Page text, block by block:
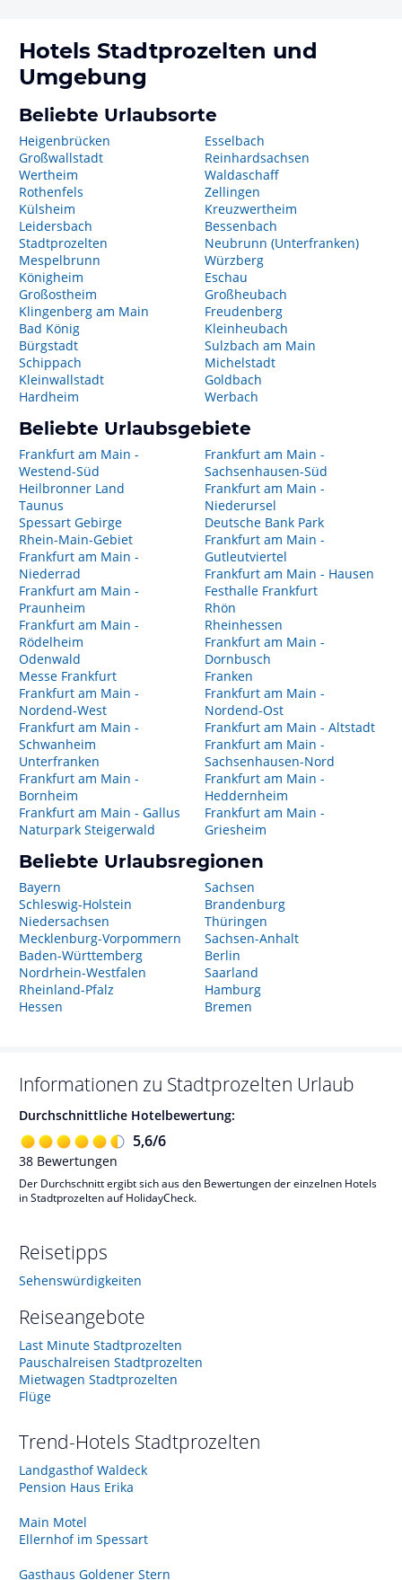
Hotels Stadtprozelten und
Umgebung
Beliebte Urlaubsorte
Heigenbrücken
Großwallstadt
Wertheim
Rothenfels
Külsheim
Leidersbach
Stadtprozelten
Mespelbrunn
Königheim
Großostheim
Klingenberg am Main
Bad König
Bürgstadt
Schippach
Kleinwallstadt
Hardheim
Esselbach
Reinhardsachsen
Waldaschaff
Zellingen
Kreuzwertheim
Bessenbach
Neubrunn (Unterfranken)
Würzberg
Eschau
Großheubach
Freudenberg
Kleinheubach
Sulzbach am Main
Michelstadt
Goldbach
Werbach
Beliebte Urlaubsgebiete
Frankfurt am Main -
Westend-Süd
Heilbronner Land
Taunus
Spessart Gebirge
Rhein-Main-Gebiet
Frankfurt am Main -
Niederrad
Frankfurt am Main -
Praunheim
Frankfurt am Main -
Rödelheim
Odenwald
Messe Frankfurt
Frankfurt am Main -
Nordend-West
Frankfurt am Main -
Schwanheim
Unterfranken
Frankfurt am Main -
Bornheim
Frankfurt am Main - Gallus
Naturpark Steigerwald
Frankfurt am Main -
Sachsenhausen-Süd
Frankfurt am Main -
Niederursel
Deutsche Bank Park
Frankfurt am Main -
Gutleutviertel
Frankfurt am Main - Hausen
Festhalle Frankfurt
Rhön
Rheinhessen
Frankfurt am Main -
Dornbusch
Franken
Frankfurt am Main -
Nordend-Ost
Frankfurt am Main - Altstadt
Frankfurt am Main -
Sachsenhausen-Nord
Frankfurt am Main -
Heddernheim
Frankfurt am Main -
Griesheim
Beliebte Urlaubsregionen
Bayern
Schleswig-Holstein
Niedersachsen
Mecklenburg-Vorpommern
Baden-Württemberg
Nordrhein-Westfalen
Rheinland-Pfalz
Hessen
Sachsen
Brandenburg
Thüringen
Sachsen-Anhalt
Berlin
Saarland
Hamburg
Bremen
Informationen zu Stadtprozelten Urlaub
Durchschnittliche Hotelbewertung:
5,6/6
38 Bewertungen
Der Durchschnitt ergibt sich aus den Bewertungen der einzelnen Hotels
in Stadtprozelten auf HolidayCheck.
Reisetipps
Sehenswürdigkeiten
Reiseangebote
Last Minute Stadtprozelten
Pauschalreisen Stadtprozelten
Mietwagen Stadtprozelten
Flüge
Trend-Hotels Stadtprozelten
Landgasthof Waldeck
Pension Haus Erika
Main Motel
Ellernhof im Spessart
Gasthaus Goldener Stern